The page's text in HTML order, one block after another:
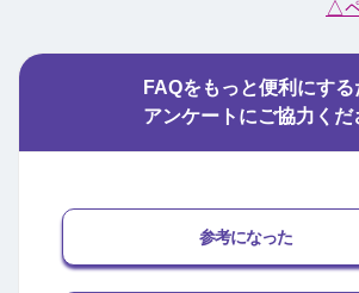
△
FAQをもっと便利にする
アンケートにご協力くだ
参考になった